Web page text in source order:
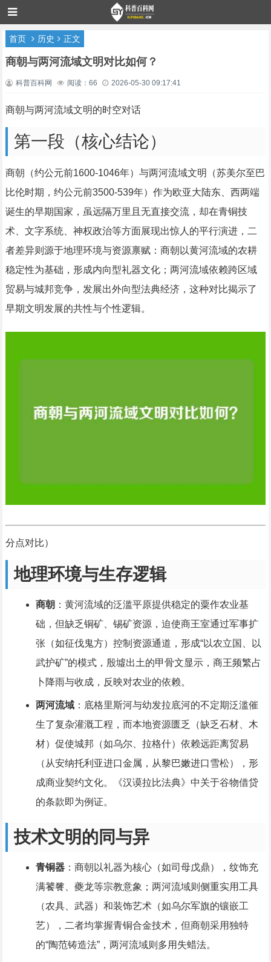
首页 历史 正文
商朝与两河流域文明对比如何？
科普百科网 阅读：66 2026-05-30 09:17:41
商朝与两河流域文明的时空对话
第一段（核心结论）
商朝（约公元前1600-1046年）与两河流域文明（苏美尔至巴
比伦时期，约公元前3500-539年）作为欧亚大陆东、西两端
诞生的早期国家，虽远隔万里且无直接交流，却在青铜技
术、文字系统、神权政治等方面展现出惊人的平行演进，二
者差异则源于地理环境与资源禀赋：商朝以黄河流域的农耕
稳定性为基础，形成内向型礼器文化；两河流域依赖跨区域
贸易与城邦竞争，发展出外向型法典经济，这种对比揭示了
早期文明发展的共性与个性逻辑。
分点对比）
地理环境与生存逻辑
商朝 ：黄河流域的泛滥平原提供稳定的粟作农业基
础，但缺乏铜矿、锡矿资源，迫使商王室通过军事扩
张（如征伐鬼方）控制资源通道，形成“以农立国、以
武护矿”的模式，殷墟出土的甲骨文显示，商王频繁占
卜降雨与收成，反映对农业的依赖。
两河流域：底格里斯河与幼发拉底河的不定期泛滥催
生了复杂灌溉工程，而本地资源匮乏（缺乏石材、木
材）促使城邦（如乌尔、拉格什）依赖远距离贸易
（从安纳托利亚进口金属，从黎巴嫩进口雪松），形
成商业契约文化。《汉谟拉比法典》中关于谷物借贷
的条款即为例证。
技术文明的同与异
青铜器：商朝以礼器为核心（如司母戊鼎），纹饰充
满饕餮、夔龙等宗教意象；两河流域则侧重实用工具
（农具、武器）和装饰艺术（如乌尔军旗的镶嵌工
艺），二者均掌握青铜合金技术，但商朝采用独特
的“陶范铸造法”，两河流域则多用失蜡法。